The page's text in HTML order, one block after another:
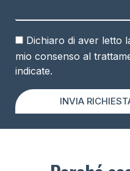
Dichiaro di aver letto
mio consenso al
indicate.
INVIA